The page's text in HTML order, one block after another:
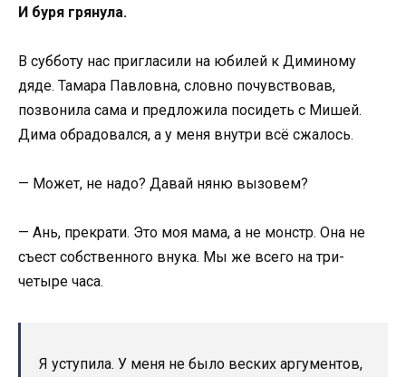
И буря грянула.
В субботу нас пригласили на юбилей к Диминому
дяде. Тамара Павловна, словно почувствовав,
позвонила сама и предложила посидеть с Мишей.
Дима обрадовался, а у меня внутри всё сжалось.
— Может, не надо? Давай няню вызовем?
— Ань, прекрати. Это моя мама, а не монстр. Она не
съест собственного внука. Мы же всего на три-
четыре часа.
Я уступила. У меня не было веских аргументов,